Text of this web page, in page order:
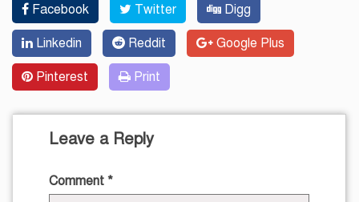
Facebook Twitter Digg
Linkedin Reddit Google Plus
Pinterest Print
Leave a Reply
Comment *